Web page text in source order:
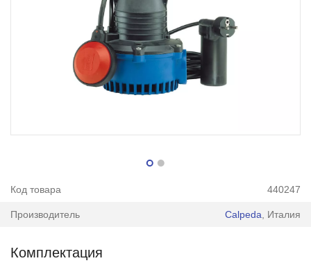
Код товара 440247
Производитель Calpeda , Италия
Комплектация